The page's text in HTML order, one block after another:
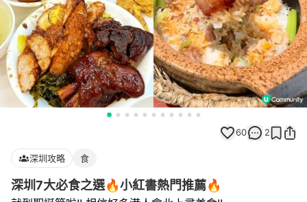
60 2
深圳攻略 食
深圳7大必食之選🔥小紅書熱門推薦🔥